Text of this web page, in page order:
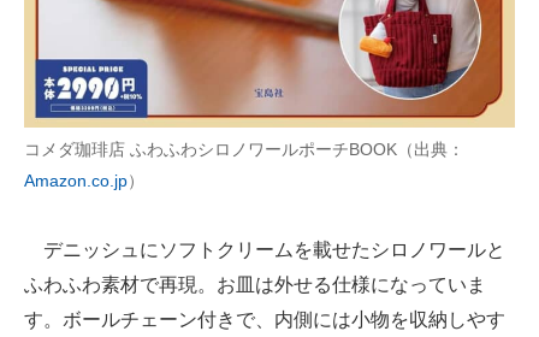
コメダ珈琲店 ふわふわシロノワールポーチBOOK（出典：
Amazon.co.jp）
デニッシュにソフトクリームを載せたシロノワールと
ふわふわ素材で再現。お皿は外せる仕様になっていま
す。ボールチェーン付きで、内側には小物を収納しやす